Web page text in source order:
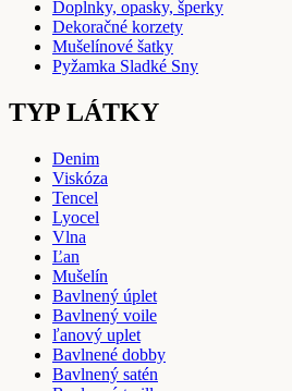
Doplnky, opasky, šperky
Dekoračné korzety
Mušelínové šatky
Pyžamka Sladké Sny
TYP LÁTKY
Denim
Viskóza
Tencel
Lyocel
Vlna
Ľan
Mušelín
Bavlnený úplet
Bavlnený voile
ľanový uplet
Bavlnené dobby
Bavlnený satén